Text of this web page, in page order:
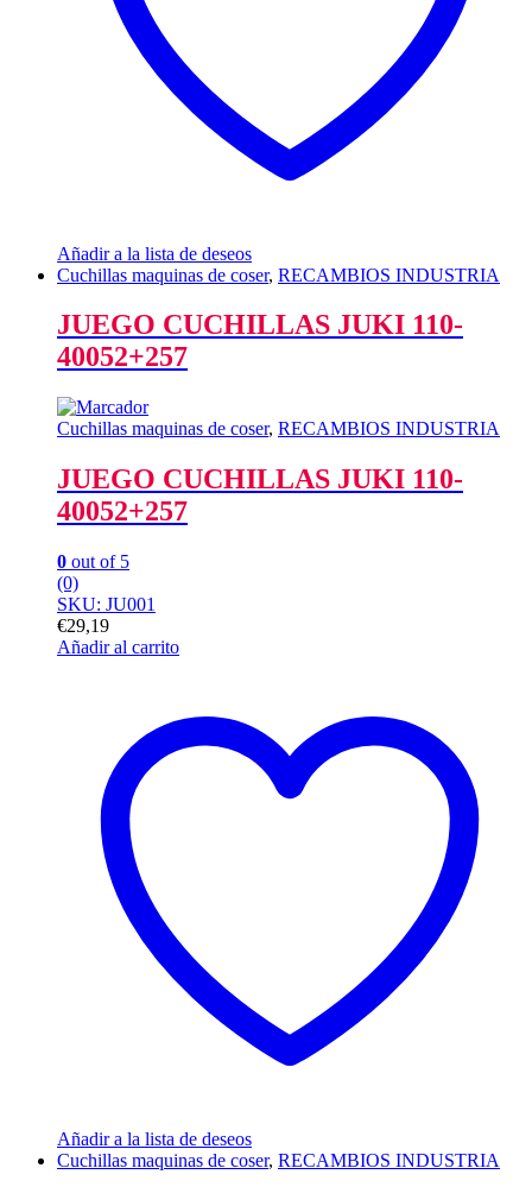
Añadir a la lista de deseos
Cuchillas maquinas de coser, RECAMBIOS INDUSTRIA
JUEGO CUCHILLAS JUKI 110-
40052+257
Cuchillas maquinas de coser, RECAMBIOS INDUSTRIA
JUEGO CUCHILLAS JUKI 110-
40052+257
0 out of 5
(0)
SKU: JU001
€29,19
Añadir al carrito
Añadir a la lista de deseos
Cuchillas maquinas de coser, RECAMBIOS INDUSTRIA